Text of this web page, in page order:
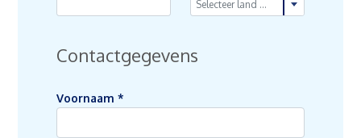
Contactgegevens
Voornaam *